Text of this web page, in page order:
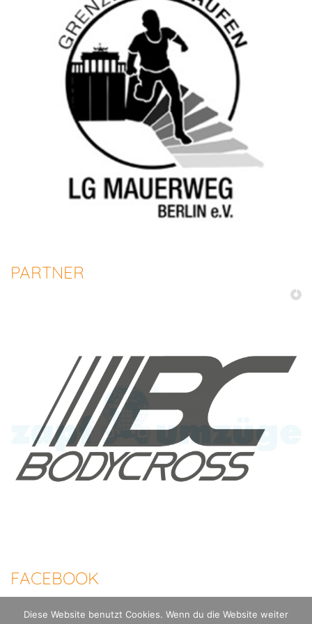
PARTNER
FACEBOOK
Diese Website benutzt Cookies. Wenn du die Website weiter